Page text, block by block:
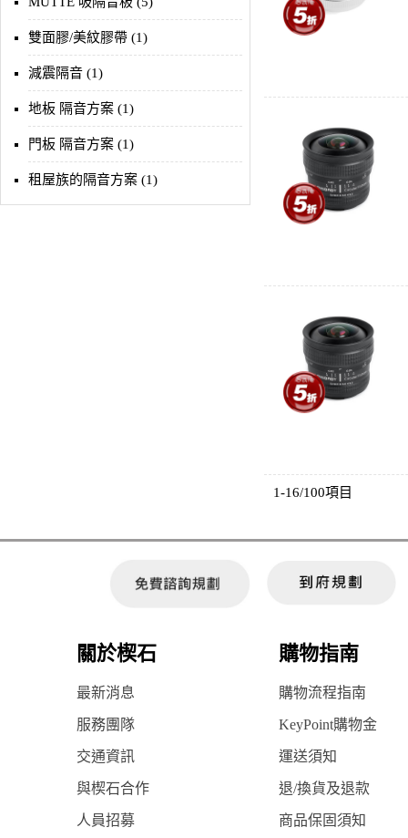
雙面膠/美紋膠帶 (1)
減震隔音 (1)
地板 隔音方案 (1)
門板 隔音方案 (1)
租屋族的隔音方案 (1)
1-16/100項目
關於楔石 購物指南
最新消息 購物流程指南
服務團隊 KeyPoint購物金
交通資訊 運送須知
與楔石合作 退/換貨及退款
人員招募 商品保固須知